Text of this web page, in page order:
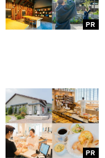
PR
PR